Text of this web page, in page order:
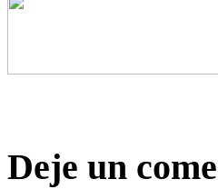
Deje un